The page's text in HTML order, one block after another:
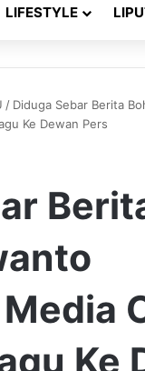
LIFESTYLE
/ Diduga Sebar Berita
Ke Dewan Pers
Ke